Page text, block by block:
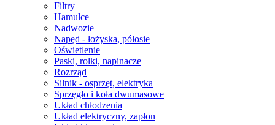
Filtry
Hamulce
Nadwozie
Napęd - łożyska, półosie
Oświetlenie
Paski, rolki, napinacze
Rozrząd
Silnik - osprzęt, elektryka
Sprzęgło i koła dwumasowe
Układ chłodzenia
Układ elektryczny, zapłon